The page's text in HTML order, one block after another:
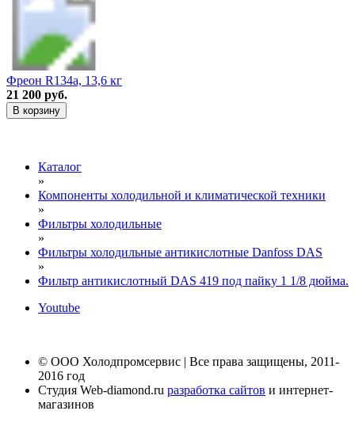
Фреон R134a, 13,6 кг
21 200 руб.
В корзину
Каталог
»
Компоненты холодильной и климатической техники
»
Фильтры холодильные
»
Фильтры холодильные антикислотные Danfoss DAS
»
Фильтр антикислотный DAS 419 под пайку 1 1/8 дюйма.
Youtube
© ООО Холодпромсервис | Все права защищены, 2011-
2016 год
Студия Web-diamond.ru разработка сайтов и интернет-
магазинов